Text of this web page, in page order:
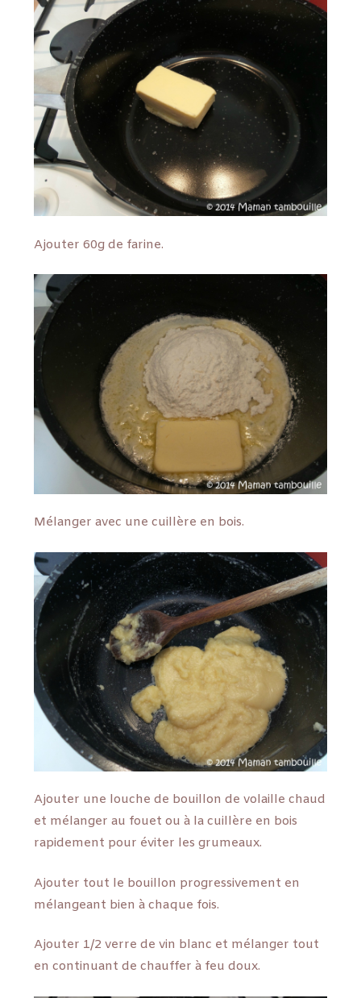
Ajouter 60g de farine.
Mélanger avec une cuillère en bois.
Ajouter une louche de bouillon de volaille chaud
et mélanger au fouet ou à la cuillère en bois
rapidement pour éviter les grumeaux.
Ajouter tout le bouillon progressivement en
mélangeant bien à chaque fois.
Ajouter 1/2 verre de vin blanc et mélanger tout
en continuant de chauffer à feu doux.